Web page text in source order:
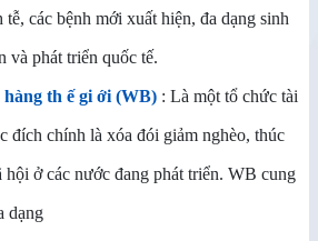
các bệnh mới xuất hiện, đa dạng sinh
và phát triển quốc tế.
th ế gi ới (WB) : Là một tổ chức tài
đích chính là xóa đói giảm nghèo, thúc
hội ở các nước đang phát triển. WB cung
dạng